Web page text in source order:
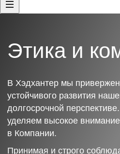
Этика и
В Хэдхантер мы
устойчивого развития
долгосрочной
уделяем высокое
в Компании.
Принимая и строго